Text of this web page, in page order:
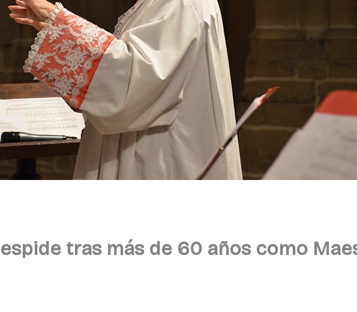
tras más de 60 años como